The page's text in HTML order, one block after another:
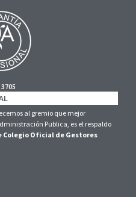
al gremio que mejor
Publica, es el respaldo
Colegio Oficial de Gestores